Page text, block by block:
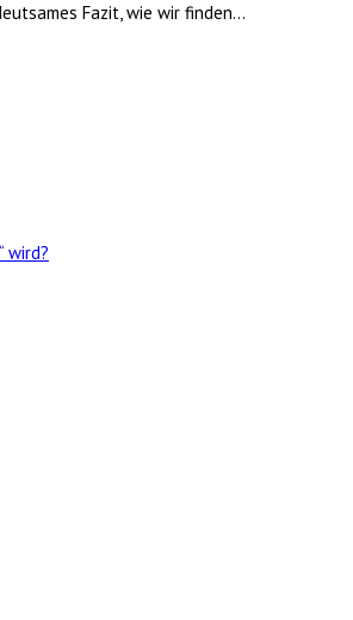
Fazit, wie wir finden…
wird?